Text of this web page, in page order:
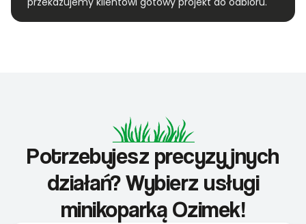
Potrzebujesz precyzyjnych
działań? Wybierz usługi
minikoparką Ozimek!